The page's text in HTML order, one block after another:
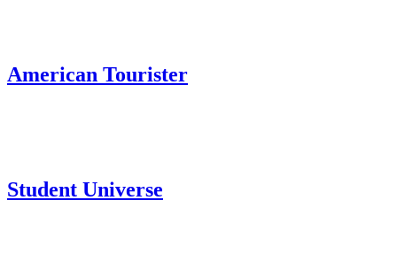
American Tourister
Student Universe